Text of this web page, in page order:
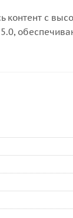
контент с